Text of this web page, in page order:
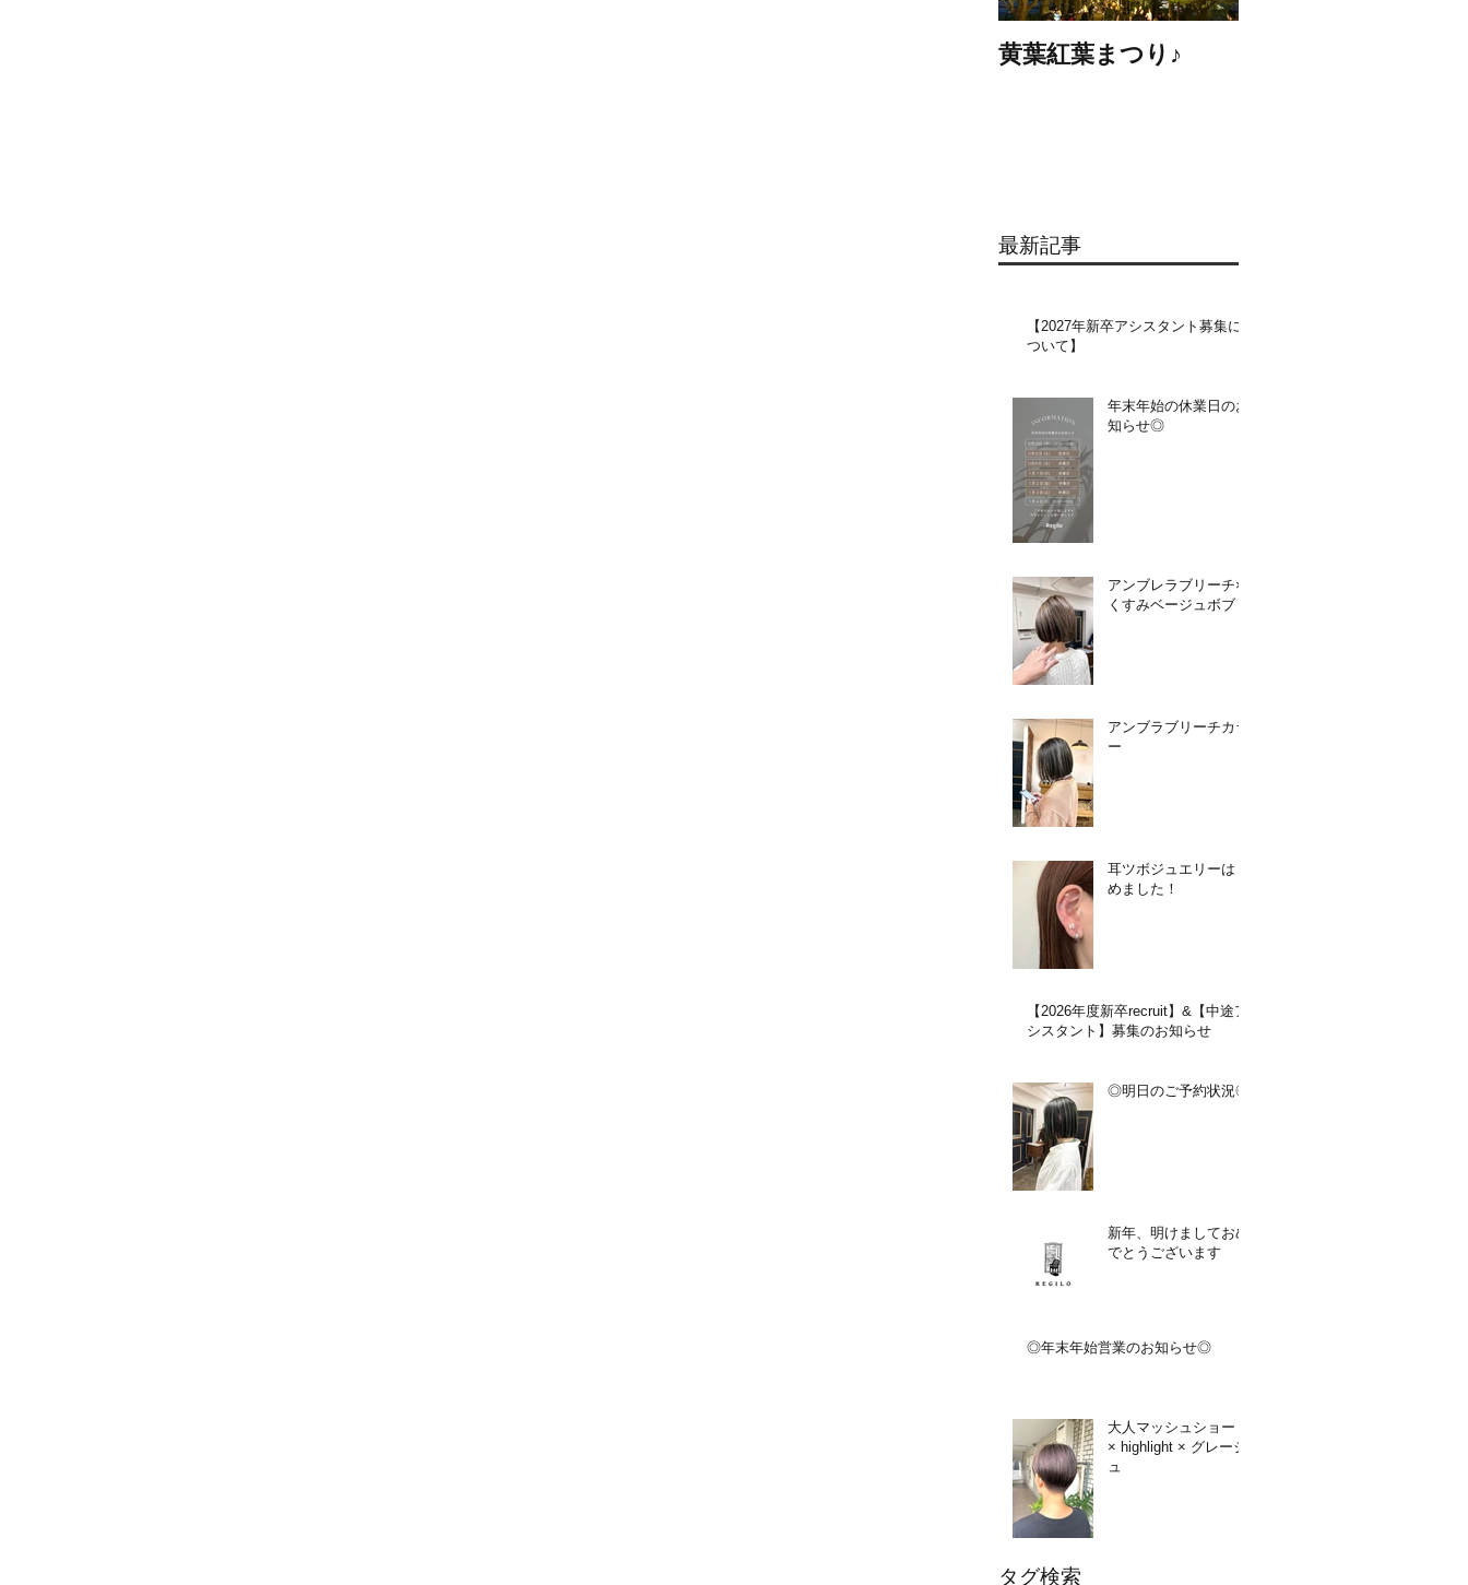
黄葉紅葉まつり♪
最新記事
【2027年新卒アシスタント募集に
ついて】​​
年末年始の休業日のお
知らせ◎
アンブレラブリーチ×
くすみベージュボブ
アンブラブリーチカラ
ー
耳ツボジュエリーはじ
めました！
【2026年度新卒recruit】&【中途ア
シスタント】募集のお知らせ
◎明日のご予約状況◎
新年、明けましておめ
でとうございます
◎年末年始営業のお知らせ◎
大人マッシュショート
× highlight × グレージ
ュ
タグ検索